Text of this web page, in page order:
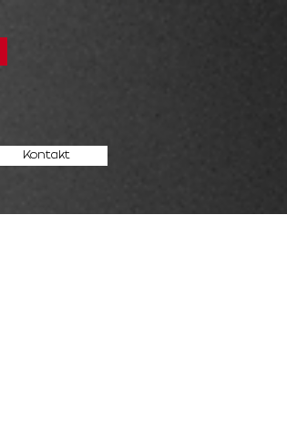
Kontakt